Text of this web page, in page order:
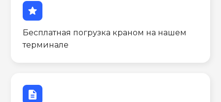
star
Бесплатная погрузка краном на нашем
терминале
description